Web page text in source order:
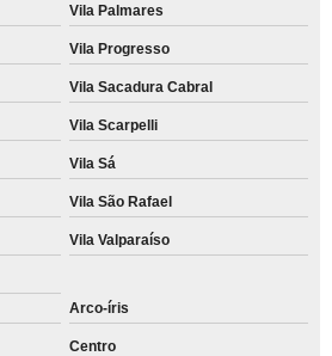
Vila Palmares
Vila Progresso
Vila Sacadura Cabral
Vila Scarpelli
Vila Sá
Vila São Rafael
Vila Valparaíso
Arco-íris
Centro